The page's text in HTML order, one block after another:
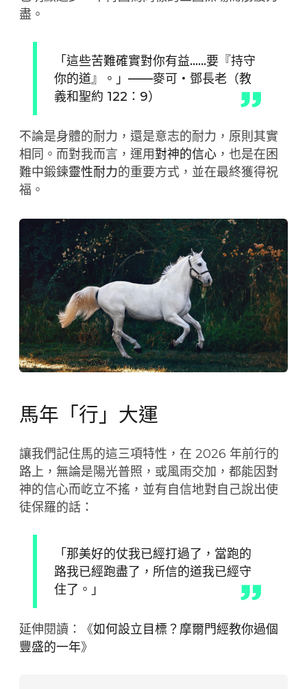
盡。
「這些苦難確實對你有益……要『持守
你的道』。」——麥可・鄧長老（教
義和聖約 122：9）
不論是身體的耐力，還是意志的耐力，原則其實
相同。而對我而言，運用對神的信心 ，也是在困
難中鍛鍊靈性耐力的重要方式，並在最終獲得祝
福。
馬年「行」大運
讓我們記住馬的這三項特性，在 2026 年前行的
路上，無論是陽光普照，或風雨交加，都能因對
神的信心而屹立不搖，並有自信地對自己說出使
徒保羅的話：
「那美好的仗我已經打過了，當跑的
路我已經跑盡了，所信的道我已經守
住了。」
延伸閱讀：《如何設立目標？摩爾門經教你過個
豐盛的一年》